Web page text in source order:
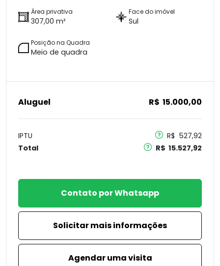
Área privativa
307,00 m²
Face do imóvel
Sul
Posição na Quadra
Meio de quadra
Aluguel R$ 15.000,00
IPTU
R$ 527,92
Total
R$ 15.527,92
Contato por Whatsapp
Solicitar mais informações
Agendar uma visita